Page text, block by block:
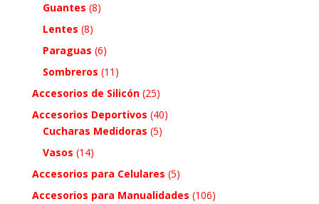
Guantes (8)
Lentes (8)
Paraguas (6)
Sombreros (11)
Accesorios de Silicón (25)
Accesorios Deportivos (40)
Cucharas Medidoras (5)
Vasos (14)
Accesorios para Celulares (5)
Accesorios para Manualidades (106)